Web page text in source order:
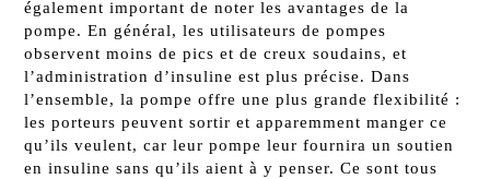
également important de noter les avantages de la
pompe. En général, les utilisateurs de pompes
observent moins de pics et de creux soudains, et
l’administration d’insuline est plus précise. Dans
l’ensemble, la pompe offre une plus grande flexibilité :
les porteurs peuvent sortir et apparemment manger ce
qu’ils veulent, car leur pompe leur fournira un soutien
en insuline sans qu’ils aient à y penser. Ce sont tous